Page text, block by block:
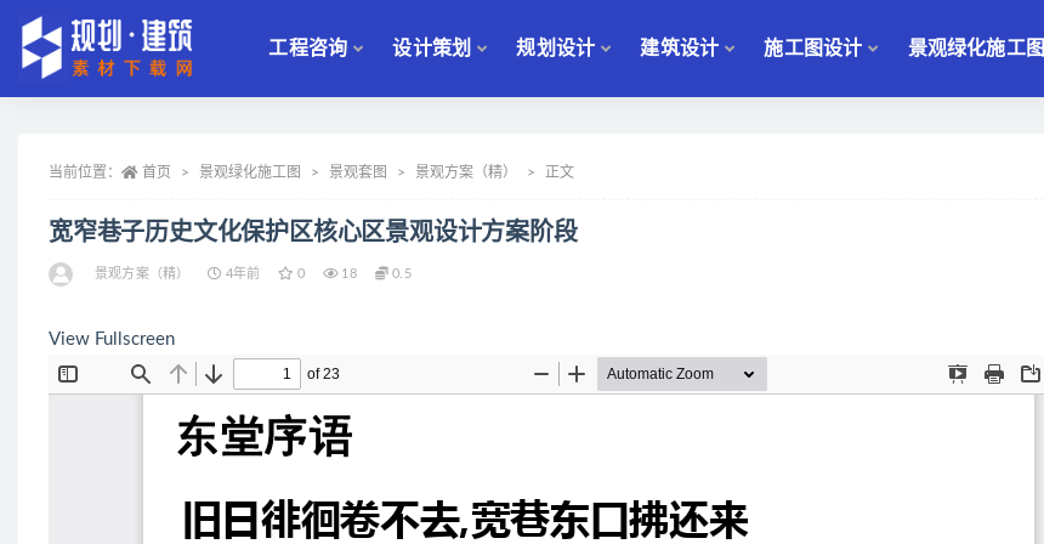
工程咨询 设计策划 规划设计 建筑设计 施工图设计 景观绿化施工图
当前位置： 首页 景观绿化施工图 景观套图 景观方案（精） 正文
宽窄巷子历史文化保护区核心区景观设计方案阶段
景观方案（精） 4年前 0 18 0.5
View Fullscreen